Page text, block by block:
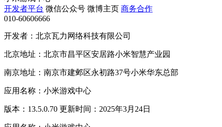
开发者平台 微信公众号 微博主页 商务合作
010-60606666
开发者：北京瓦力网络科技有限公司
北京地址：北京市昌平区安居路小米智慧产业园
南京地址：南京市建邺区永初路37号小米华东总部
应用名称：小米游戏中心
版本：13.5.0.70 更新时间：2025年3月24日